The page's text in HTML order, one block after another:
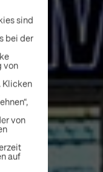
sind
bei der
von
Klicken
von
auf